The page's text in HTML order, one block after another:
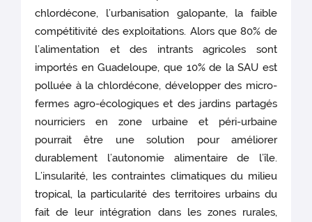
chlordécone, l’urbanisation galopante, la faible
compétitivité des exploitations. Alors que 80% de
l’alimentation et des intrants agricoles sont
importés en Guadeloupe, que 10% de la SAU est
polluée à la chlordécone, développer des micro-
fermes agro-écologiques et des jardins partagés
nourriciers en zone urbaine et péri-urbaine
pourrait être une solution pour améliorer
durablement l’autonomie alimentaire de l’île.
L’insularité, les contraintes climatiques du milieu
tropical, la particularité des territoires urbains du
fait de leur intégration dans les zones rurales,